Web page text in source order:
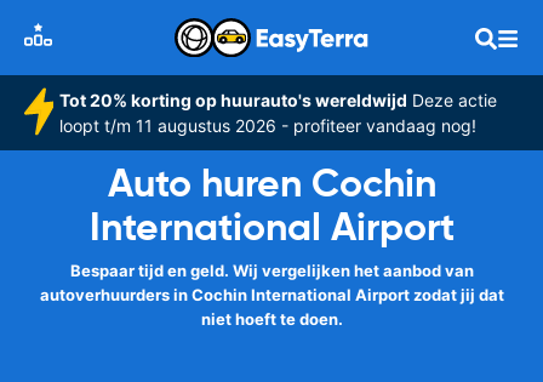
Tot 20% korting op huurauto's wereldwijd Deze actie
loopt t/m 11 augustus 2026 - profiteer vandaag nog!
Auto huren Cochin
International Airport
Bespaar tijd en geld. Wij vergelijken het aanbod van
autoverhuurders in Cochin International Airport zodat jij dat
niet hoeft te doen.